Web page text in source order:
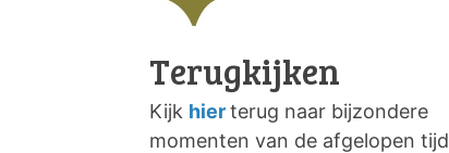
Terugkijken
Kijk hierterug naar bijzondere
momenten van de afgelopen tijd